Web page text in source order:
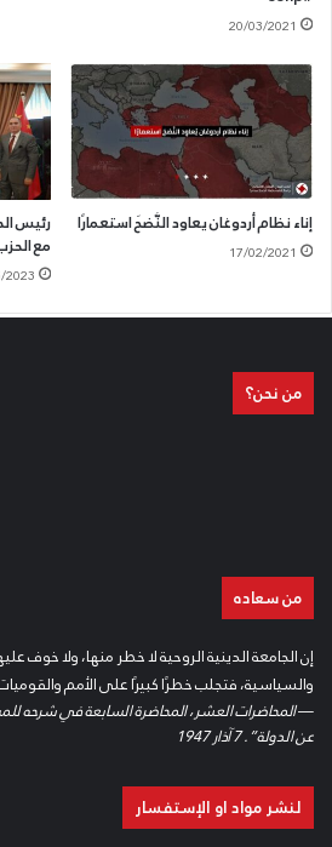
20/03/2021
إناء نظام أردوغان يعاود النَّضحَ استعمارًا
17/02/2021
رئيس
مع
2023
من نحن؟
من سعاده
إن الجامعة الدينية الروحية لا خطر منها، ولا خوف
والسياسية، فتجلب خطرًا كبيرًا على الأمم
—المحاضرات العشر، المحاضرة السابعة في شرحه
عن الدولة”. 7 آذار 1947
لنشر مواد او الإستفسار